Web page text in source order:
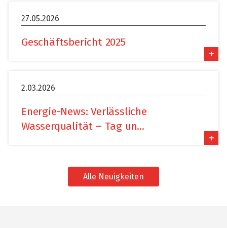
27.05.2026
Geschäftsbericht 2025
+
2.03.2026
Energie-News: Verlässliche
Wasserqualität – Tag un...
+
Alle Neuigkeiten